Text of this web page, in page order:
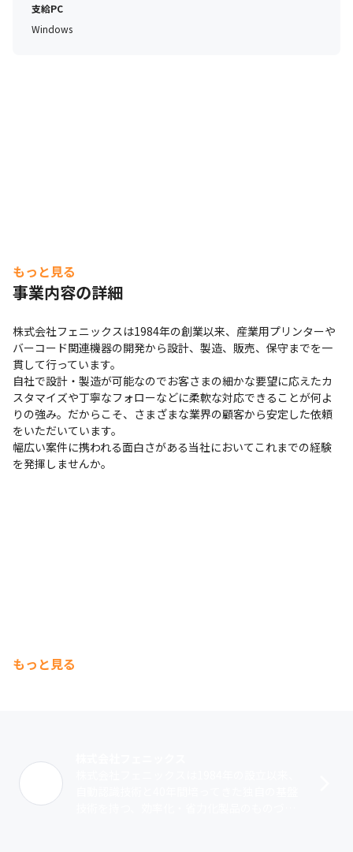
支給PC
Windows
もっと見る
事業内容の詳細
株式会社フェニックスは1984年の創業以来、産業用プリンターや
バーコード関連機器の開発から設計、製造、販売、保守までを一
貫して行っています。
自社で設計・製造が可能なのでお客さまの細かな要望に応えたカ
スタマイズや丁寧なフォローなどに柔軟な対応できることが何よ
りの強み。だからこそ、さまざまな業界の顧客から安定した依頼
をいただいています。
幅広い案件に携われる面白さがある当社においてこれまでの経験
を発揮しませんか。
もっと見る